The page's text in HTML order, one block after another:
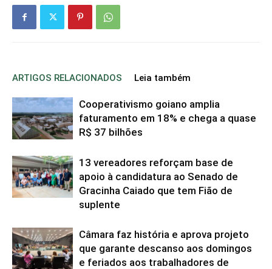
ARTIGOS RELACIONADOS Leia também
Cooperativismo goiano amplia
faturamento em 18% e chega a quase
R$ 37 bilhões
13 vereadores reforçam base de
apoio à candidatura ao Senado de
Gracinha Caiado que tem Fião de
suplente
Câmara faz história e aprova projeto
que garante descanso aos domingos
e feriados aos trabalhadores de